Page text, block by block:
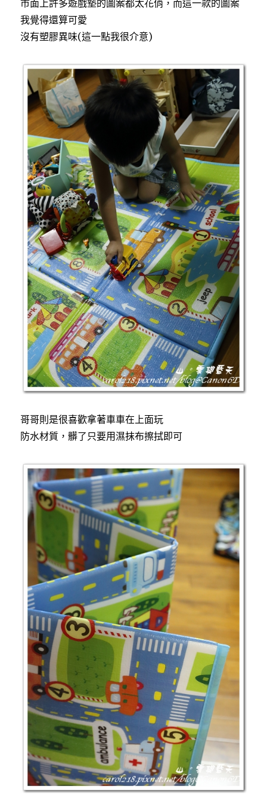
市面上許多遊戲墊的圖案都太花俏，而這一款的圖案
我覺得還算可愛
沒有塑膠異味(這一點我很介意)
哥哥則是很喜歡拿著車車在上面玩
防水材質，髒了只要用濕抹布擦拭即可